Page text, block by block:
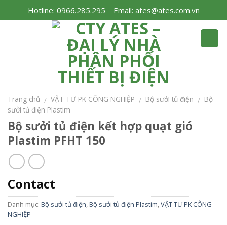
to
Hotline: 0966.285.295 Email: ates@ates.com.vn
Trang chủ / VẬT TƯ PK CÔNG NGHIỆP / Bộ sưởi tủ điện / Bộ
sưởi tủ điện Plastim
Bộ sưởi tủ điện kết hợp quạt gió
Plastim PFHT 150
Contact
Danh mục: Bộ sưởi tủ điện,Bộ sưởi tủ điện Plastim,VẬT TƯ PK CÔNG
NGHIỆP